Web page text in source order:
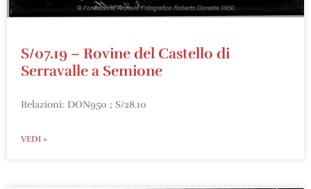
S/07.19 – Rovine del Castello di
Serravalle a Semione
Relazioni: DON950 ; S/28.10
VEDI »